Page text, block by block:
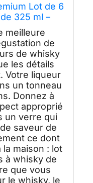
Lot de 6
325 ml –
bourbon,
meilleure
de
de whisky
les détails
Votre liqueur
un tonneau
Donnez à
approprié
un verre qui
saveur de
ce dont
maison : lot
à whisky de
que vous
le whisky, le